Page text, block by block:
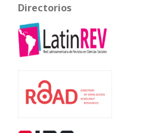
Directorios